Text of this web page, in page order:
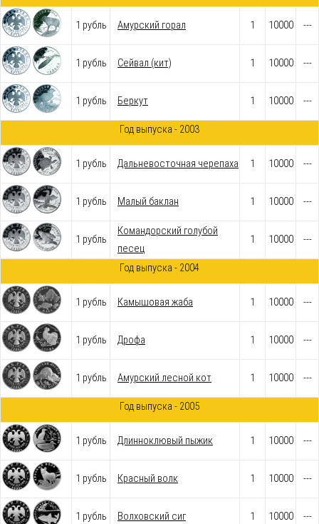
1 рубль Амурский горал 1 10000 ---
1 рубль Сейвал (кит) 1 10000 ---
1 рубль Беркут 1 10000 ---
Год выпуска - 2003
1 рубль Дальневосточная черепаха 1 10000 ---
1 рубль Малый баклан 1 10000 ---
1 рубль
Командорский голубой
песец
1 10000 ---
Год выпуска - 2004
1 рубль Камышовая жаба 1 10000 ---
1 рубль Дрофа 1 10000 ---
1 рубль Амурский лесной кот 1 10000 ---
Год выпуска - 2005
1 рубль Длинноклювый пыжик 1 10000 ---
1 рубль Красный волк 1 10000 ---
1 рубль Волховский сиг 1 10000 ---